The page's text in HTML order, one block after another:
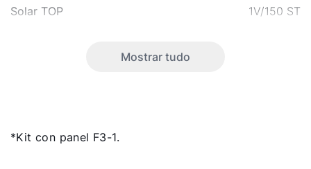
Solar TOP 1V/150 ST
Mostrar tudo
*Kit con panel F3-1.